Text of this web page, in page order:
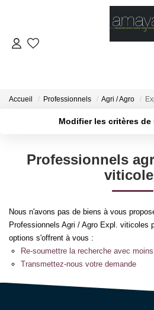
Notre
Notre
Accueil Professionnels Agri / Agro
Modifier les critères de
Type de bien
Créer une alerte
Professionnels
Nous n'avons pas de biens à vous
Professionnels Agri / Agro Expl. viticoles
options s'offrent à vous :
Re-soumettre la recherche avec moins
Transmettez-nous votre demande